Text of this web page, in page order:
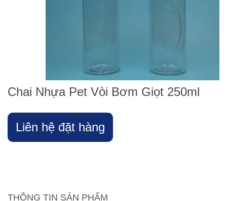
Chai Nhựa Pet Vòi Bơm Giọt 250ml
Liên hệ đặt hàng
THÔNG TIN SẢN PHẨM